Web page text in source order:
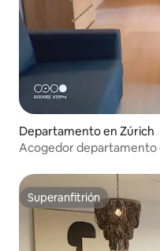
Departamento en Zúrich
Acogedor departamento
Superanfitrión
Superanfitrión